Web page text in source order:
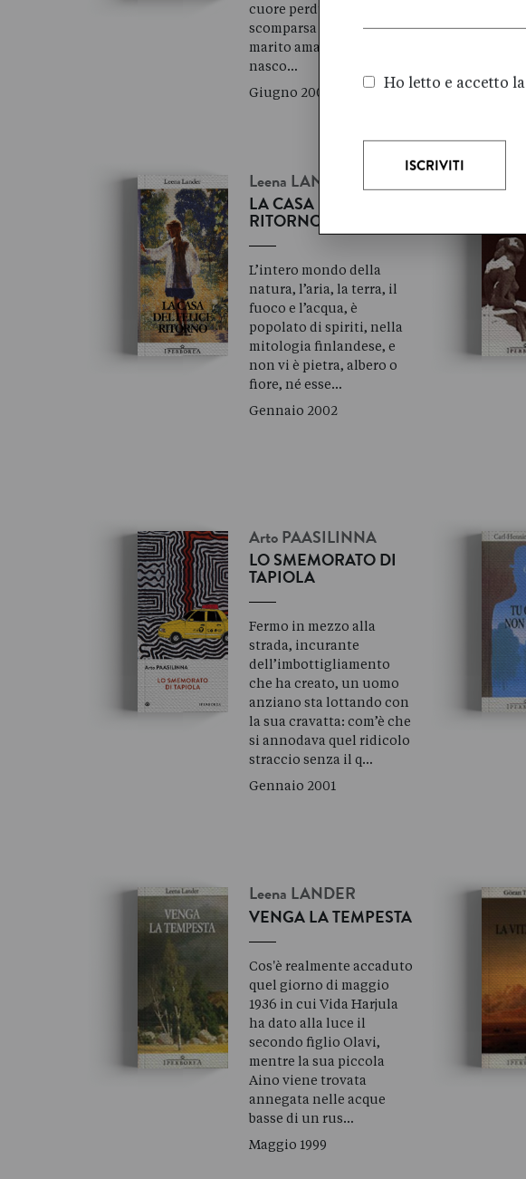
cuore perduta e
scomparsa nel nulla, il
marito amato che le
nasco…
Giugno 2006
Leena LANDER
LA CASA DEL FELICE
RITORNO
L’intero mondo della
natura, l’aria, la terra, il
fuoco e l’acqua, è
popolato di spiriti, nella
mitologia finlandese, e
non vi è pietra, albero o
fiore, né esse…
Gennaio 2002
Arto PAASILINNA
LO SMEMORATO DI
TAPIOLA
Fermo in mezzo alla
strada, incurante
dell’imbottigliamento
che ha creato, un uomo
anziano sta lottando con
la sua cravatta: com’è che
si annodava quel ridicolo
straccio senza il q…
Gennaio 2001
Leena LANDER
VENGA LA TEMPESTA
Cos'è realmente accaduto
quel giorno di maggio
1936 in cui Vida Harjula
ha dato alla luce il
secondo figlio Olavi,
mentre la sua piccola
Aino viene trovata
annegata nelle acque
basse di un rus…
Maggio 1999
Ho letto e accetto la